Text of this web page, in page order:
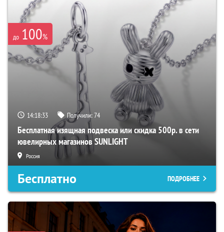
до 100%
14:18:32 Получили:74
Бесплатная изящная подвеска или скидка 500р. в сети
ювелирных магазинов SUNLIGHT
Россия
Бесплатно ПОДРОБНЕЕ